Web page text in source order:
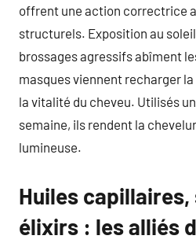
offrent une action correctrice
structurels. Exposition au
brossages agressifs abîment
masques viennent recharger
la vitalité du cheveu. Utilisés
semaine, ils rendent la
lumineuse.
Huiles
élixirs : les alliés